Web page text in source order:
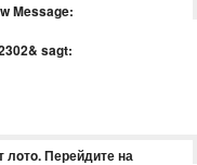
Message:
sagt:
лoтo. Перейдите на